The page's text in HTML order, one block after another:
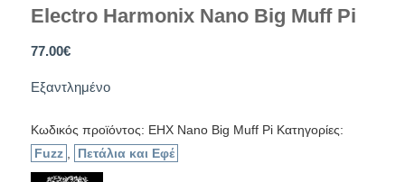
Electro Harmonix Nano Big Muff Pi
77.00€
Εξαντλημένο
Κωδικός προϊόντος: EHX Nano Big Muff Pi Κατηγορίες:
Fuzz
Πετάλια και Εφέ